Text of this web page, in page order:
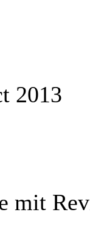
2013
mit